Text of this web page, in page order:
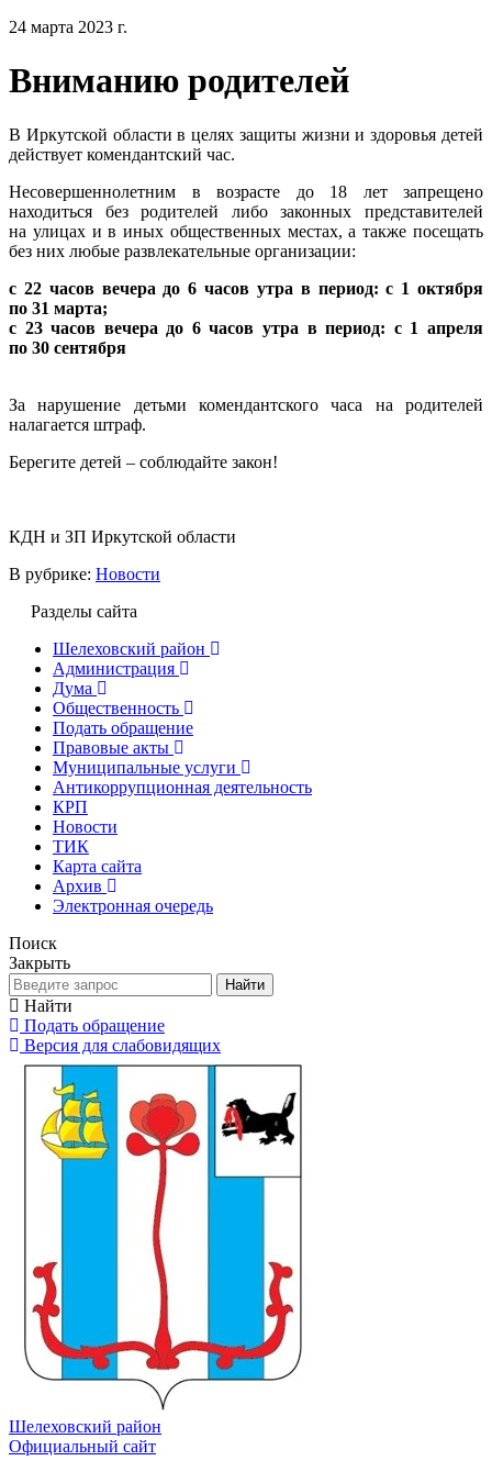
24 марта 2023 г.
Вниманию родителей
В Иркутской области в целях защиты жизни и здоровья детей
действует комендантский час.
Несовершеннолетним в возрасте до 18 лет запрещено
находиться без родителей либо законных представителей
на улицах и в иных общественных местах, а также посещать
без них любые развлекательные организации:
с 22 часов вечера до 6 часов утра в период: с 1 октября
по 31 марта;
с 23 часов вечера до 6 часов утра в период: с 1 апреля
по 30 сентября
За нарушение детьми комендантского часа на родителей
налагается штраф.
Берегите детей – соблюдайте закон!
КДН и ЗП Иркутской области
В рубрике: Новости
Разделы сайта
Шелеховский район
Администрация
Дума
Общественность
Подать обращение
Правовые акты
Муниципальные услуги
Антикоррупционная деятельность
КРП
Новости
ТИК
Карта сайта
Архив
Электронная очередь
Поиск
Закрыть
Найти
Найти
Подать обращение
Версия для слабовидящих
Шелеховский район
Официальный сайт